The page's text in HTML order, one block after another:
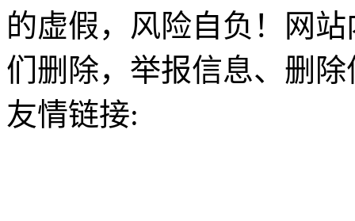
的虚假，风险自负！网
们删除，举报信息、删
友情链接: